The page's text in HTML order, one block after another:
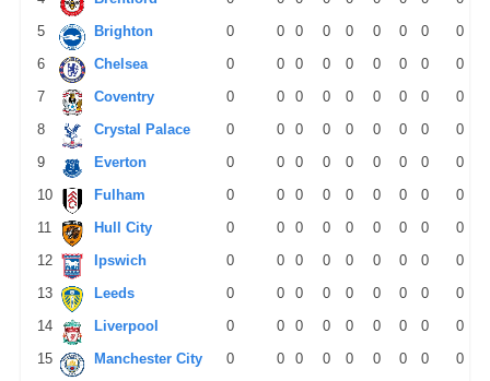
5
Brighton 0 0 0 0 0 0 0 0
0
6
Chelsea 0 0 0 0 0 0 0 0
0
7
Coventry 0 0 0 0 0 0 0 0
0
8
Crystal Palace 0 0 0 0 0 0 0 0
0
9
Everton 0 0 0 0 0 0 0 0
0
10
Fulham 0 0 0 0 0 0 0 0
0
11
Hull City 0 0 0 0 0 0 0 0
0
12
Ipswich 0 0 0 0 0 0 0 0
0
13
Leeds 0 0 0 0 0 0 0 0
0
14
Liverpool 0 0 0 0 0 0 0 0
0
15
Manchester City 0 0 0 0 0 0 0 0
0